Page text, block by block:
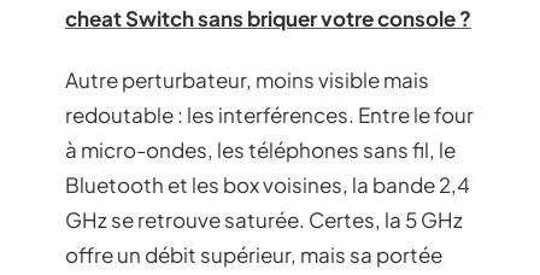
cheat Switch sans briquer votre console ?
Autre perturbateur, moins visible mais
redoutable : les interférences. Entre le four
à micro-ondes, les téléphones sans fil, le
Bluetooth et les box voisines, la bande 2,4
GHz se retrouve saturée. Certes, la 5 GHz
offre un débit supérieur, mais sa portée